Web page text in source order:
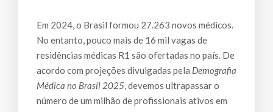
Em 2024, o Brasil formou 27.263 novos médicos.
No entanto, pouco mais de 16 mil vagas de
residências médicas R1 são ofertadas no país. De
acordo com projeções divulgadas pela Demografia
Médica no Brasil 2025, devemos ultrapassar o
número de um milhão de profissionais ativos em